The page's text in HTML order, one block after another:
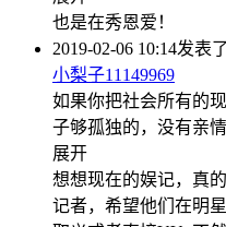
也是在秀恩爱！
2019-02-06 10:14发表
小梨子11149969
如果你把社会所有的
子够孤独的，没有亲情
展开
想想现在的娱记，真
记者，希望他们在明